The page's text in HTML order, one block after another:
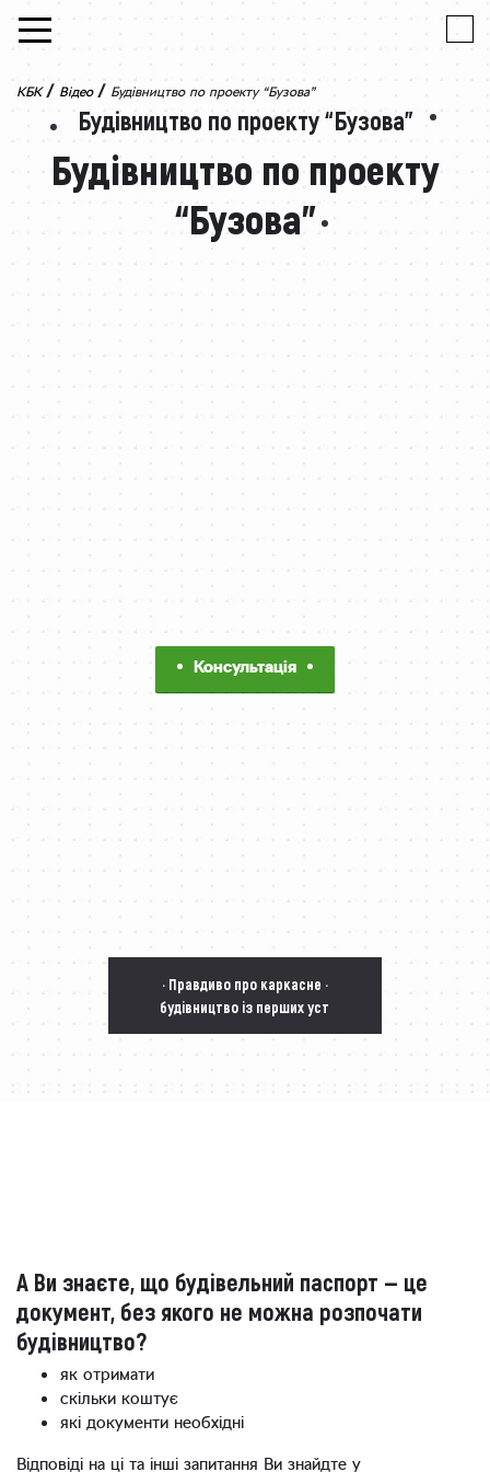
Skip to content
КБК / Відео / Будівництво по проекту “Бузова”
Будівництво по проекту “Бузова”
Будівництво по проекту
“Бузова”
Консультація
· Правдиво про каркасне ·
будівництво із перших уст
А Ви знаєте, що будівельний паспорт — це
документ, без якого не можна розпочати
будівництво?
як отримати
скільки коштує
які документи необхідні
Відповіді на ці та інші запитання Ви знайдте у